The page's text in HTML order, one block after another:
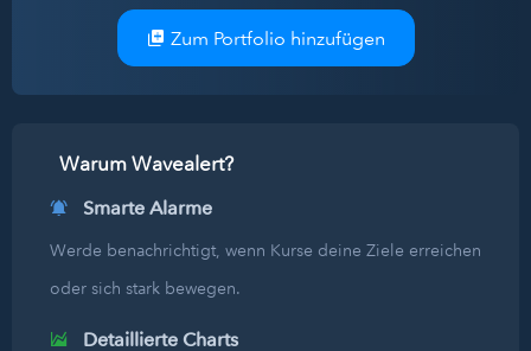
Zum Portfolio hinzufügen
Warum Wavealert?
Smarte Alarme
Werde benachrichtigt, wenn Kurse deine Ziele erreichen
oder sich stark bewegen.
Detaillierte Charts